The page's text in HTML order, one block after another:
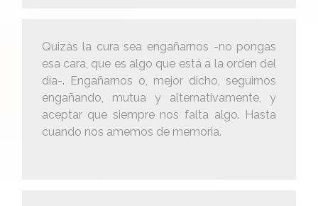
Quizás la cura sea engañarnos -no pongas
esa cara, que es algo que está a la orden del
día-. Engañarnos o, mejor dicho, seguirnos
engañando, mutua y alternativamente, y
aceptar que siempre nos falta algo. Hasta
cuando nos amemos de memoria.